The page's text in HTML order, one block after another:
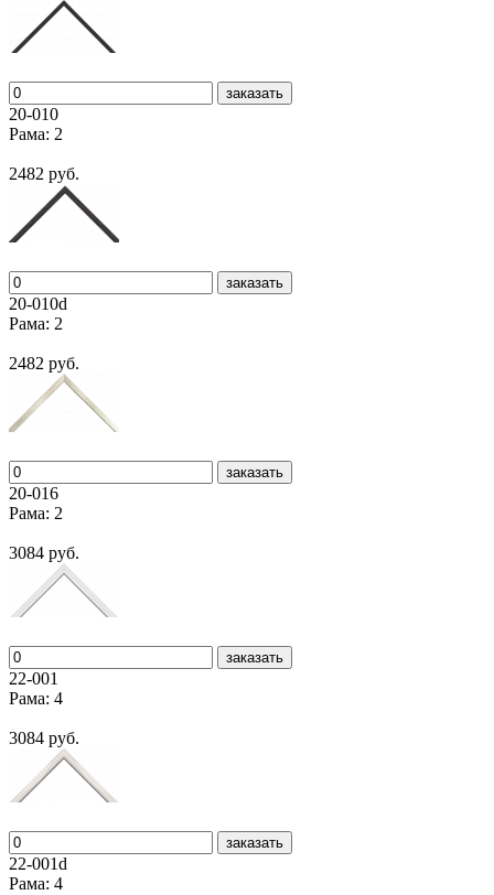
заказать
20-010
Рама: 2
2482 руб.
заказать
20-010d
Рама: 2
2482 руб.
заказать
20-016
Рама: 2
3084 руб.
заказать
22-001
Рама: 4
3084 руб.
заказать
22-001d
Рама: 4